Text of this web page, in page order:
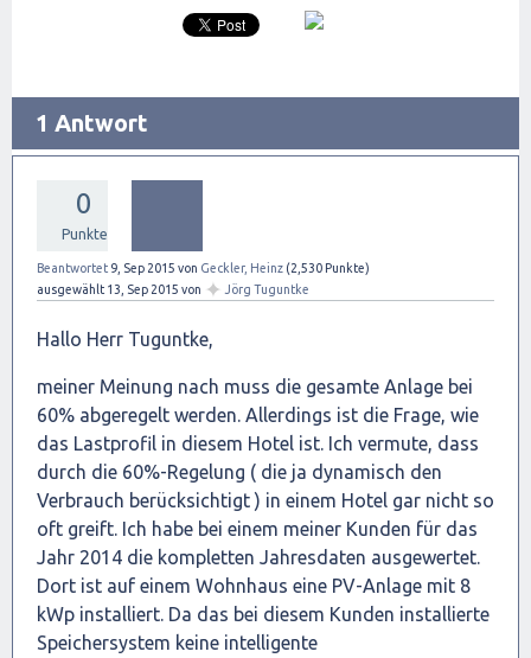
1 Antwort
0
Punkte
Beantwortet 9, Sep 2015 von Geckler, Heinz (2,530 Punkte)
ausgewählt 13, Sep 2015 von ✦ Jörg Tuguntke
Hallo Herr Tuguntke,
meiner Meinung nach muss die gesamte Anlage bei
60% abgeregelt werden. Allerdings ist die Frage, wie
das Lastprofil in diesem Hotel ist. Ich vermute, dass
durch die 60%-Regelung ( die ja dynamisch den
Verbrauch berücksichtigt ) in einem Hotel gar nicht so
oft greift. Ich habe bei einem meiner Kunden für das
Jahr 2014 die kompletten Jahresdaten ausgewertet.
Dort ist auf einem Wohnhaus eine PV-Anlage mit 8
kWp installiert. Da das bei diesem Kunden installierte
Speichersystem keine intelligente